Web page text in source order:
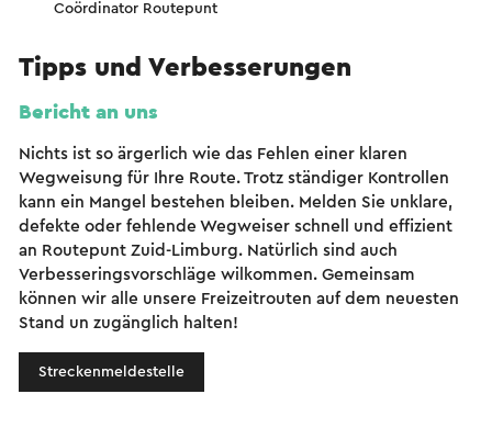
Coördinator Routepunt
Tipps und Verbesserungen
Bericht an uns
Nichts ist so ärgerlich wie das Fehlen einer klaren
Wegweisung für Ihre Route. Trotz ständiger Kontrollen
kann ein Mangel bestehen bleiben. Melden Sie unklare,
defekte oder fehlende Wegweiser schnell und effizient
an Routepunt Zuid-Limburg. Natürlich sind auch
Verbesseringsvorschläge wilkommen. Gemeinsam
können wir alle unsere Freizeitrouten auf dem neuesten
Stand un zugänglich halten!
Streckenmeldestelle